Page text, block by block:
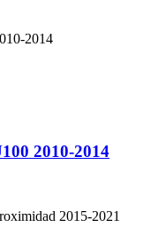
2010-2014